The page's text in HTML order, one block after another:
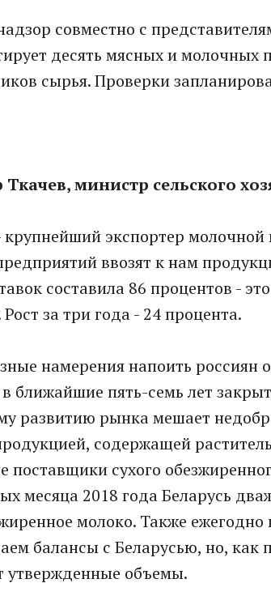
совместно с
десять мясных и молочных
сырья. Проверки
министр сельского
крупнейший экспортер
ввозят к нам
составила 86 процентов -
за три года - 24 процента.
намерения напоить россиян
ближайшие пять-семь лет
развитию рынка мешает
содержащей
поставщики сухого
месяца 2018 года Беларусь
молоко. Также
балансы с Беларусью, но, как
объемы.